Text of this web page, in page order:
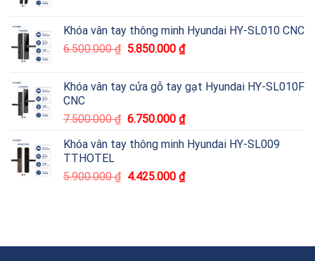
Khóa vân tay thông minh Hyundai HY-SL010 CNC
6.500.000₫ 5.850.000 ₫
Khóa vân tay cửa gỗ tay gạt Hyundai HY-SL010F
CNC
7.500.000₫ 6.750.000 ₫
Khóa vân tay thông minh Hyundai HY-SL009
TTHOTEL
5.900.000₫ 4.425.000 ₫